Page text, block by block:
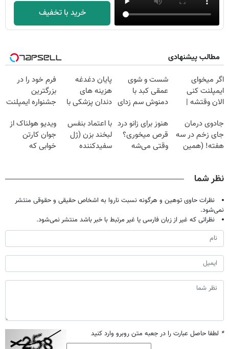
خرید با تخفیف
مطالب پیشنهادی
اگر میخوای
ایمپلنت کنی
الان وقتشه |
میلیون تومان!!!
شست و شوی
عمقی کبد با
دمنوش سم زدای
پایان دغدغه
هزینه های
دندان پزشکی با
خانگی
فرم خود را در
بزرگترین
جشنواره ایمپلنت
فقط ۲۵ میلیون
جادوی درمان
جای زخم در سه
هفته! (همین
هنوز برای زانو درد
قرص میخوری؟
وقتی می‌شه
با اعتماد بنفس
لبخند بزن (ژل
سفیدکننده
ویدیو هولناک از
جوان کارتن
خوابی که
نظر شما
نظرات حاوی توهین و هرگونه نسبت ناروا به اشخاص حقیقی و حقوقی منتشر
نمی‌شود.
نظراتی که غیر از زبان فارسی یا غیر مرتبط با خبر باشد منتشر نمی‌شود.
* لطفا حاصل عبارت را در جعبه متن روبرو وارد کنید